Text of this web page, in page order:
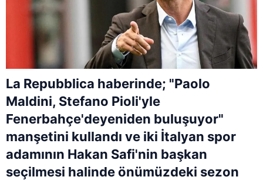
La Repubblica haberinde; "Paolo
Maldini, Stefano Pioli'yle
Fenerbahçe'deyeniden buluşuyor"
manşetini kullandı ve iki İtalyan spor
adamının Hakan Safi'nin başkan
seçilmesi halinde önümüzdeki sezon